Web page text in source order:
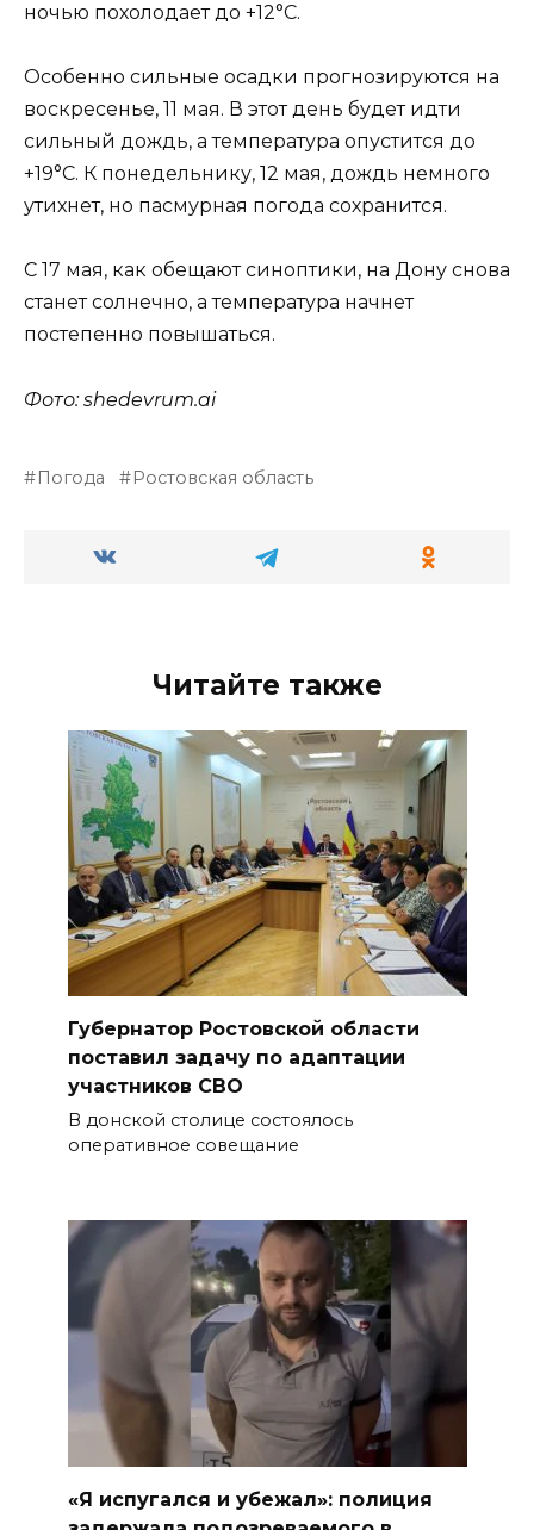
ночью похолодает до +12°C.
Особенно сильные осадки прогнозируются на
воскресенье, 11 мая. В этот день будет идти
сильный дождь, а температура опустится до
+19°C. К понедельнику, 12 мая, дождь немного
утихнет, но пасмурная погода сохранится.
С 17 мая, как обещают синоптики, на Дону снова
станет солнечно, а температура начнет
постепенно повышаться.
Фото: shedevrum.ai
Погода Ростовская область
Читайте также
Губернатор Ростовской области
поставил задачу по адаптации
участников СВО
В донской столице состоялось
оперативное совещание
«Я испугался и убежал»: полиция